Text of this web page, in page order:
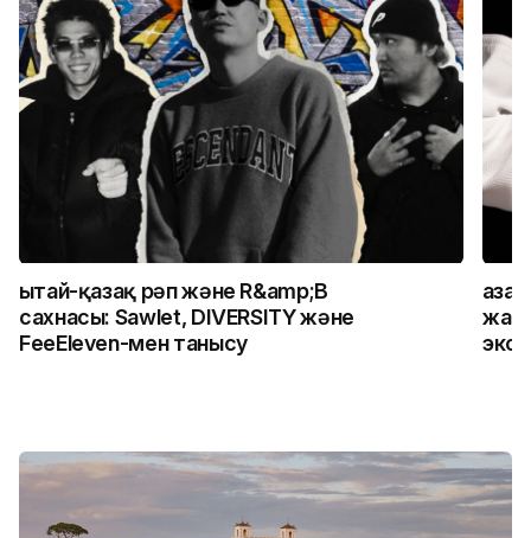
Қытай-қазақ рәп және R&amp;B
сахнасы: Sawlet, DIVERSITY және
FeeEleven-мен танысу